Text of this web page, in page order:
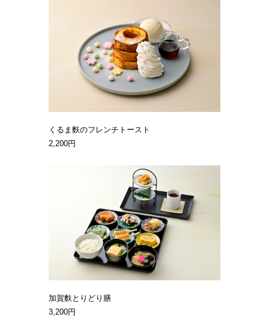
くるま麩のフレンチトースト
2,200円
加賀麩とりどり膳
3,200円